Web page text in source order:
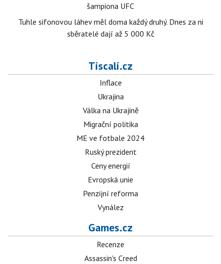
šampiona UFC
Tuhle sifonovou láhev měl doma každý druhý. Dnes za ni
sběratelé dají až 5 000 Kč
Tiscali.cz
Inflace
Ukrajina
Válka na Ukrajině
Migrační politika
ME ve fotbale 2024
Ruský prezident
Ceny energií
Evropská unie
Penzijní reforma
Vynález
Games.cz
Recenze
Assassin's Creed